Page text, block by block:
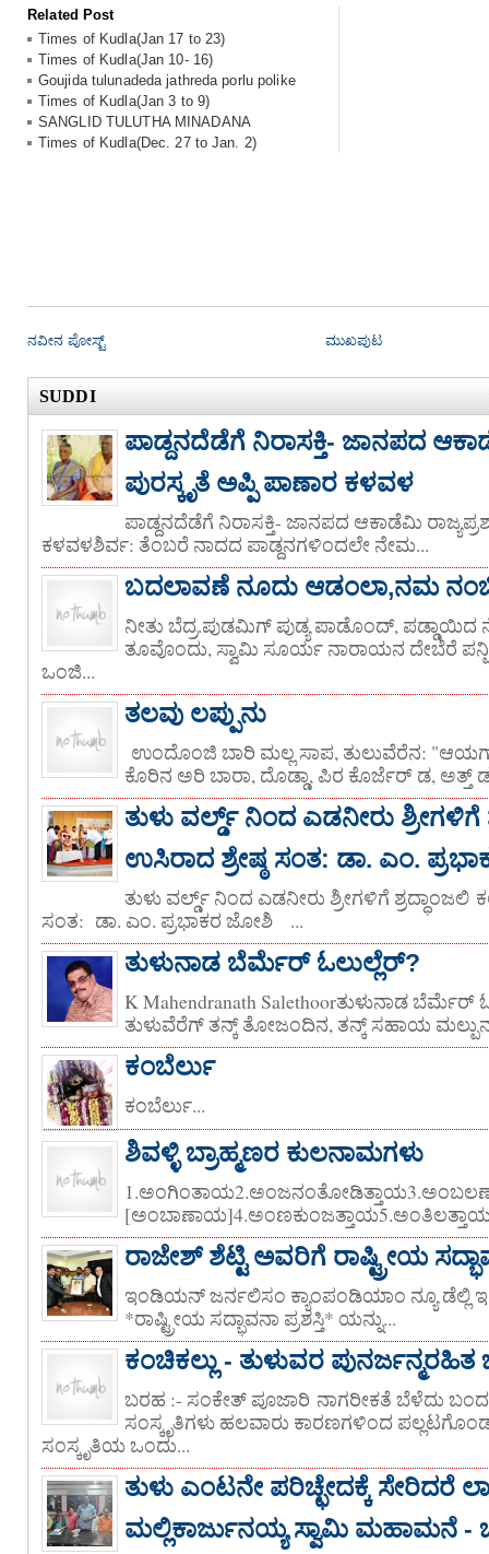
Related Post
Times of Kudla(Jan 17 to 23)
Times of Kudla(Jan 10- 16)
Goujida tulunadeda jathreda porlu polike
Times of Kudla(Jan 3 to 9)
SANGLID TULUTHA MINADANA
Times of Kudla(Dec. 27 to Jan. 2)
ನವೀನ ಪೋಸ್ಟ್ ಮುಖಪುಟ
SUDDI
ಪಾಡ್ದನದೆಡೆಗೆ ನಿರಾಸಕ್ತಿ- ಜಾನಪದ
ಪುರಸ್ಕೃತೆ ಅಪ್ಪಿ ಪಾಣಾರ ಕಳವಳ
ಪಾಡ್ದನದೆಡೆಗೆ ನಿರಾಸಕ್ತಿ- ಜಾನಪದ ಆಕಾಡೆಮಿ
ಕಳವಳಶಿರ್ವ: ತೆಂಬರೆ ನಾದದ ಪಾಡ್ದನಗಳಿಂದಲೇ ನೇಮ...
ಬದಲಾವಣೆ ನೂದು ಆಡಂಲಾ,ನಮ
ನೀತು ಬೆದ್ರ.ಪುಡಮಿಗ್ ಪುಡ್ಯ ಪಾಡೊಂದ್, ಪಡ್ಡಾಯಿದ
ತೂವೊಂದು, ಸ್ವಾಮಿ ಸೂರ್ಯ ನಾರಾಯನ ದೇಬೆರೆ ಪನ್ಪಿ
ಒಂಜಿ...
ತಲವು ಲಪ್ಪುನು
ಉಂದೊಂಜಿ ಬಾರಿ ಮಲ್ಲ ಸಾಪ, ತುಲುವೆರೆನ:
ಕೊರಿನ ಅರಿ ಬಾರಾ, ದೊಡ್ಡಾ, ಪಿರ ಕೊರ್ಜೆರ್ ಡ, ಅತ್ತ್
ತುಳು ವರ್ಲ್ಡ್ ನಿಂದ ಎಡನೀರು
ಉಸಿರಾದ ಶ್ರೇಷ್ಠ ಸಂತ: ಡಾ. ಎಂ.
ತುಳು ವರ್ಲ್ಡ್ ನಿಂದ ಎಡನೀರು ಶ್ರೀಗಳಿಗೆ ಶ್ರದ್ಧಾಂಜಲಿ
ಸಂತ: ಡಾ. ಎಂ. ಪ್ರಭಾಕರ ಜೋಶಿ ‌‌‌ ...
ತುಳುನಾಡ ಬೆರ್ಮೆರ್ ಓಲುಲ್ಲೆರ್?
K Mahendranath Salethoorತುಳುನಾಡ ಬೆರ್ಮೆರ್
ತುಳುವೆರೆಗ್ ತನ್ಕ್ ತೋಜಂದಿನ, ತನ್ಕ್ ಸಹಾಯ
ಕಂಬೆರ್ಲು
ಕಂಬೆರ್ಲು...
ಶಿವಳ್ಳಿ ಬ್ರಾಹ್ಮಣರ ಕುಲನಾಮಗಳು
ರಾಜೇಶ್ ಶೆಟ್ಟಿ ಅವರಿಗೆ ರಾಷ್ಟ್ರೀಯ
ಇಂಡಿಯನ್ ಜರ್ನಲಿಸಂ ಕ್ಯಾಂಪಂಡಿಯಾಂ ನ್ಯೂ ಡೆಲ್ಲಿ
*ರಾಷ್ಟ್ರೀಯ ಸದ್ಭಾವನಾ ಪ್ರಶಸ್ತಿ* ಯನ್ನು...
ಕಂಚಿಕಲ್ಲು - ತುಳುವರ
ಬರಹ :- ಸಂಕೇತ್ ಪೂಜಾರಿ ನಾಗರೀಕತೆ ಬೆಳೆದು
ಸಂಸ್ಕೃತಿಗಳು ಹಲವಾರು ಕಾರಣಗಳಿಂದ
ಸಂಸ್ಕೃತಿಯ ಒಂದು...
ತುಳು ಎಂಟನೇ ಪರಿಚ್ಛೇದಕ್ಕೆ ಸೇರಿದರೆ
ಮಲ್ಲಿಕಾರ್ಜುನಯ್ಯ ಸ್ವಾಮಿ ಮಹಾಮನೆ -